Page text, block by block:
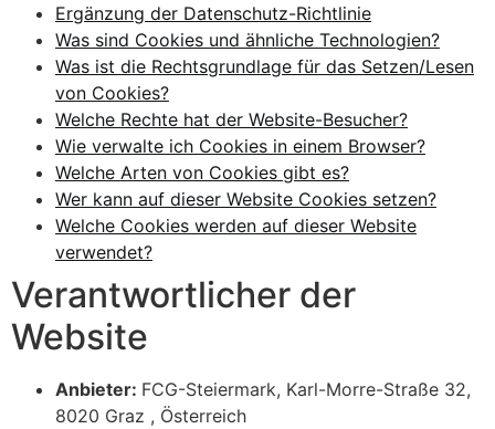
Ergänzung der Datenschutz-Richtlinie
Was sind Cookies und ähnliche Technologien?
Was ist die Rechtsgrundlage für das Setzen/Lesen
von Cookies?
Welche Rechte hat der Website-Besucher?
Wie verwalte ich Cookies in einem Browser?
Welche Arten von Cookies gibt es?
Wer kann auf dieser Website Cookies setzen?
Welche Cookies werden auf dieser Website
verwendet?
Verantwortlicher der
Website
Anbieter: FCG-Steiermark, Karl-Morre-Straße 32,
8020 Graz , Österreich